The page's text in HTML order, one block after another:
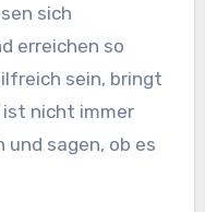
sich
erreichen so
sein, bringt
nicht immer
sagen, ob es